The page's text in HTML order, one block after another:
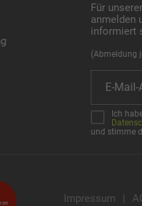
Für
anmelden
informiert
(Abmeldung
Ich
und stimme
Impressum |